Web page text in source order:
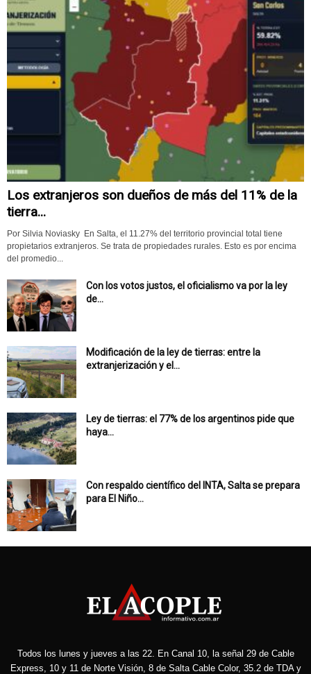
Los extranjeros son dueños de más del 11% de la
tierra...
Por Silvia Noviasky En Salta, el 11.27% del territorio provincial total tiene
propietarios extranjeros. Se trata de propiedades rurales. Esto es por encima
del promedio...
Con los votos justos, el oficialismo va por la ley
de...
Modificación de la ley de tierras: entre la
extranjerización y el...
Ley de tierras: el 77% de los argentinos pide que
haya...
Con respaldo científico del INTA, Salta se prepara
para El Niño...
Todos los lunes y jueves a las 22. En Canal 10, la señal 29 de Cable
Express, 10 y 11 de Norte Visión, 8 de Salta Cable Color, 35.2 de TDA y